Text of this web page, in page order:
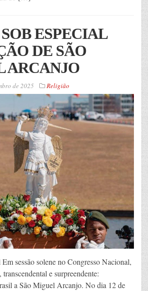
ESPECIAL
DE SÃO
ARCANJO
de 2025 Religião
sessão solene no Congresso Nacional,
e surpreendente:
a São Miguel Arcanjo. No dia 12 de